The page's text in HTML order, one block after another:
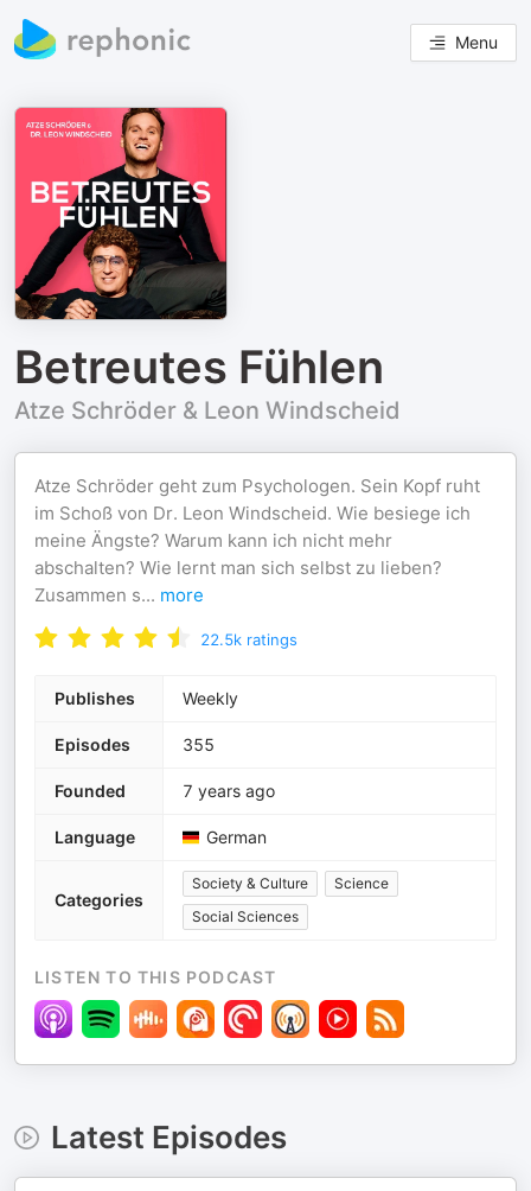
Menu
Betreutes Fühlen
Atze Schröder & Leon Windscheid
Atze Schröder geht zum Psychologen. Sein Kopf ruht
im Schoß von Dr. Leon Windscheid. Wie besiege ich
meine Ängste? Warum kann ich nicht mehr
abschalten? Wie lernt man sich selbst zu lieben?
Zusammen s... more
22.5k ratings
Publishes Weekly
Episodes 355
Founded 7 years ago
Language German
Categories
Society & Culture
Science
Social Sciences
LISTEN TO THIS PODCAST
Latest Episodes